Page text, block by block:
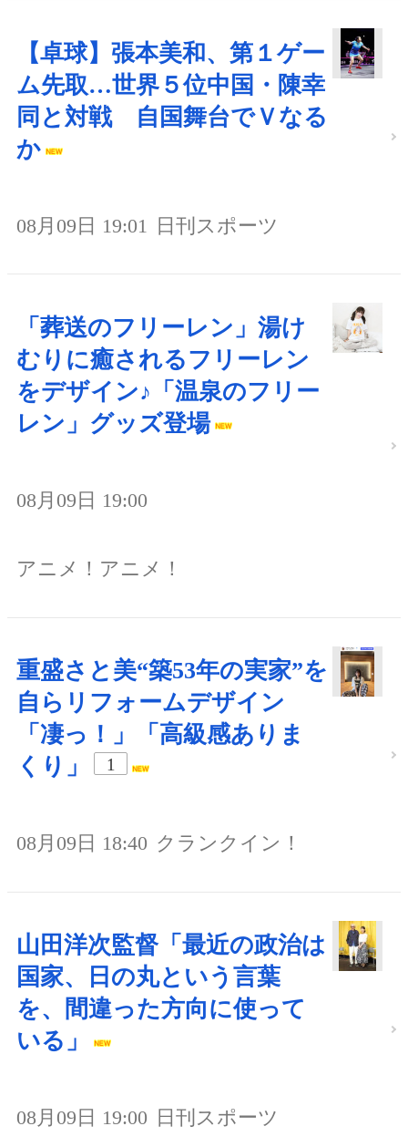
【卓球】張本美和、第１ゲー
ム先取…世界５位中国・陳幸
同と対戦 自国舞台でＶなる
か
08月09日 19:01 日刊スポーツ
「葬送のフリーレン」湯け
むりに癒されるフリーレン
をデザイン♪「温泉のフリー
レン」グッズ登場
08月09日 19:00
アニメ！アニメ！
重盛さと美“築53年の実家”を
自らリフォームデザイン
「凄っ！」「高級感ありま
くり」
1
08月09日 18:40 クランクイン！
山田洋次監督「最近の政治は
国家、日の丸という言葉
を、間違った方向に使って
いる」
08月09日 19:00 日刊スポーツ